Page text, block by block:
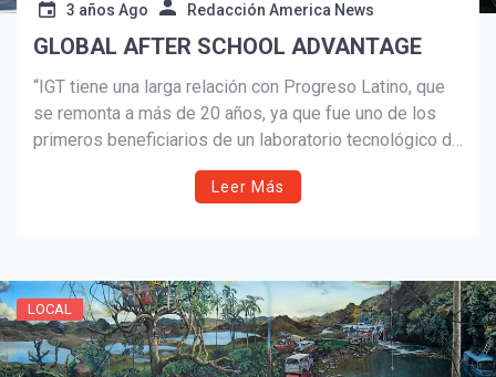
3 años Ago Redacción America News
GLOBAL AFTER SCHOOL ADVANTAGE
“IGT tiene una larga relación con Progreso Latino, que
se remonta a más de 20 años, ya que fue uno de los
primeros beneficiarios de un laboratorio tecnológico de
ASA en Rhode Island”, dijo Robert K. Vincent,
presidente de IGT Global Solutions Corporation.
Leer Más
LOCAL